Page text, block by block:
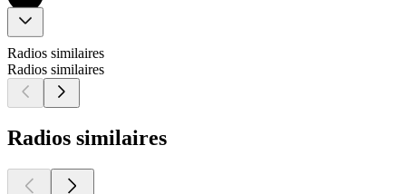
Radios similaires
Radios similaires
Radios similaires